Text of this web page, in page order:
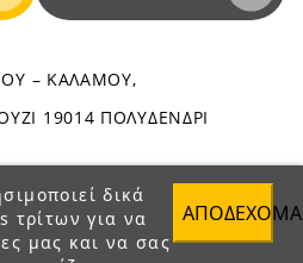
δικά
τρίτων για να
μας και να σας
– ΚΑΛΑΜΟΥ,
19014 ΠΟΛΥΔΕΝΔΡΙ